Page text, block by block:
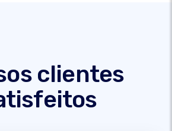
clientes